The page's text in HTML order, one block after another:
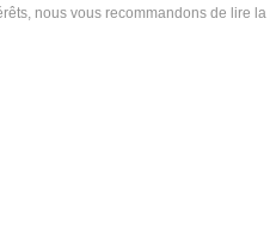
nous vous recommandons de lire